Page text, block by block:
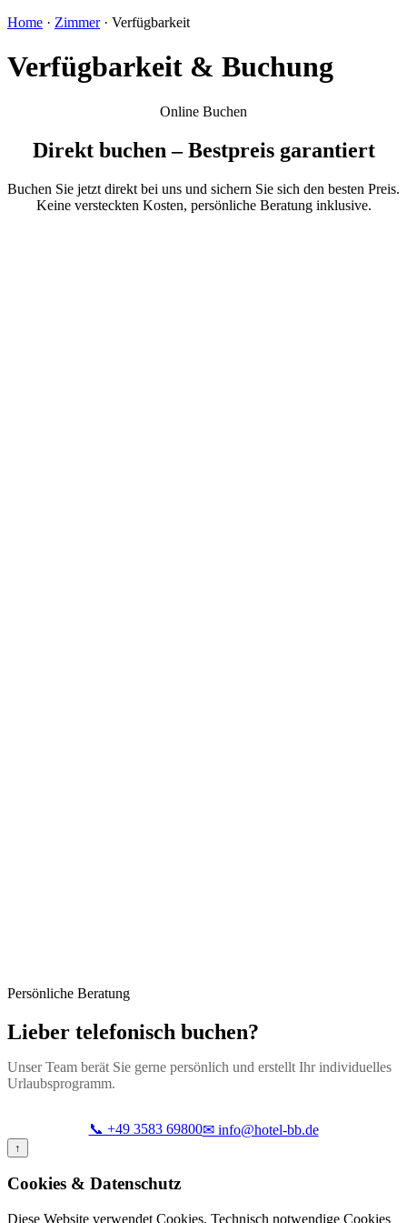
Home · Zimmer· Verfügbarkeit
Verfügbarkeit & Buchung
Online Buchen
Direkt buchen – Bestpreis garantiert
Buchen Sie jetzt direkt bei uns und sichern Sie sich den besten Preis.
Keine versteckten Kosten, persönliche Beratung inklusive.
Persönliche Beratung
Lieber telefonisch buchen?
Unser Team berät Sie gerne persönlich und erstellt Ihr individuelles
Urlaubsprogramm.
📞 +49 3583 69800✉ info@hotel-bb.de
↑
Cookies & Datenschutz
Diese Website verwendet Cookies. Technisch notwendige Cookies